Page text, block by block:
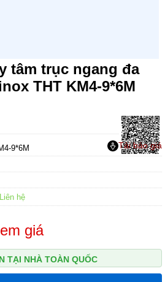
tâm trục ngang đa
THT KM4-9*6M
Tải báo giá
9*6M
Liên hệ
giá
TẠI NHÀ TOÀN QUỐC